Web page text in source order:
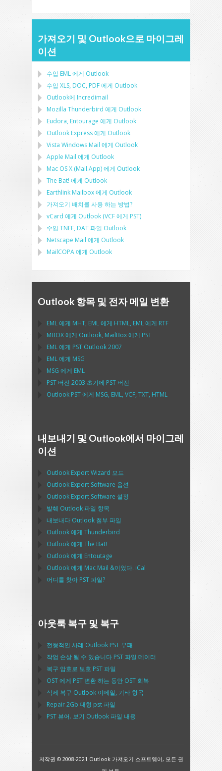
가져오기 및 Outlook으로 마이그레
이션
수입 EML에게 Outlook
수입 XLS, DOC, PDF에게 Outlook
Outlook에 Incredimail
Mozilla Thunderbird 에게 Outlook
Eudora, Entourage 에게 Outlook
Outlook Express에게 Outlook
Vista Windows Mail 에게 Outlook
Apple Mail 에게 Outlook
Mac OS X (Mail.App)에게 Outlook
The Bat! 에게 Outlook
Earthlink Mailbox에게 Outlook
가져오기 배치를 사용 하는 방법?
vCard 에게 Outlook (VCF에게 PST)
수입 TNEF, DAT파일 Outlook
Netscape Mail 에게 Outlook
MailCOPA에게 Outlook
Outlook 항목 및 전자 메일 변환
EML에게 MHT, EML에게 HTML, EML에게 RTF
MBOX에게 Outlook, MailBox에게 PST
EML에게 PST Outlook2007
EML에게 MSG
MSG 에게 EML
PST 버전 2003 초기에 PST 버전
Outlook PST에게 MSG, EML, VCF, TXT, HTML
내보내기 및 Outlook에서 마이그레
이션
Outlook Export Wizard 모드
Outlook Export Software 옵션
Outlook Export Software 설정
발췌 Outlook파일 항목
내보내다 Outlook 첨부 파일
Outlook에게 Thunderbird
Outlook에게 The Bat!
Outlook에게 Entoutage
Outlook에게 Mac Mail &이었다. iCal
어디를 찾아 PST파일?
아웃룩 복구 및 복구
전형적인 사례 Outlook PST 부패
작업 손상 될 수 있습니다 PST파일 데이터
복구 암호로 보호 PST파일
OST에게 PST 변환 하는 동안 OST 회복
삭제 복구 Outlook 이메일, 기타 항목
Repair2Gb 대형 pst파일
PST 뷰어. 보기 Outlook파일 내용
저작권 © 2008-2021 Outlook 가져오기 소프트웨어, 모든 권